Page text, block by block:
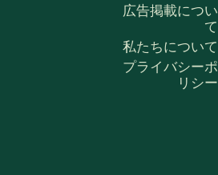
広告掲載につい
て
私たちについて
プライバシーポ
リシー